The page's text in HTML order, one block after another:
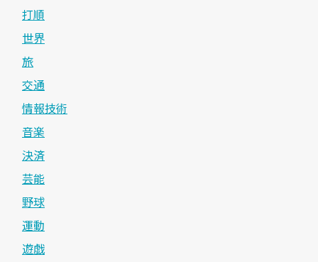
打順
世界
旅
交通
情報技術
音楽
決済
芸能
野球
運動
遊戯